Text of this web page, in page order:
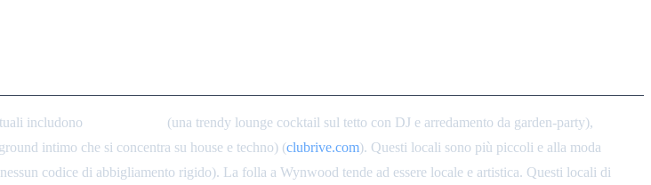
includono (una trendy lounge cocktail sul tetto con DJ e arredamento da garden-party),
intimo che si concentra su house e techno) (clubrive.com). Questi locali sono più piccoli e alla moda
codice di abbigliamento rigido). La folla a Wynwood tende ad essere locale e artistica. Questi locali di